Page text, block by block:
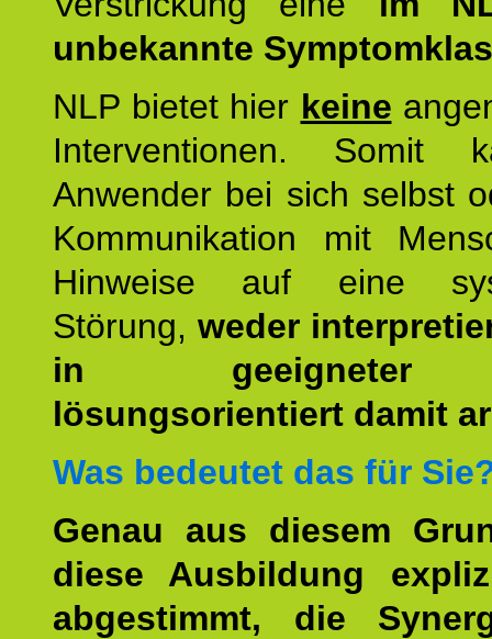
unbekannte
NLP bietet hier keine
Interventionen. Somit
Anwender bei sich selbst
Kommunikation mit
Hinweise auf eine
Störung, weder
in geeigneter
lösungsorientiert damit
Was bedeutet das für
Genau aus diesem
diese Ausbildung
abgestimmt, die